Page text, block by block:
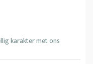
karakter met ons